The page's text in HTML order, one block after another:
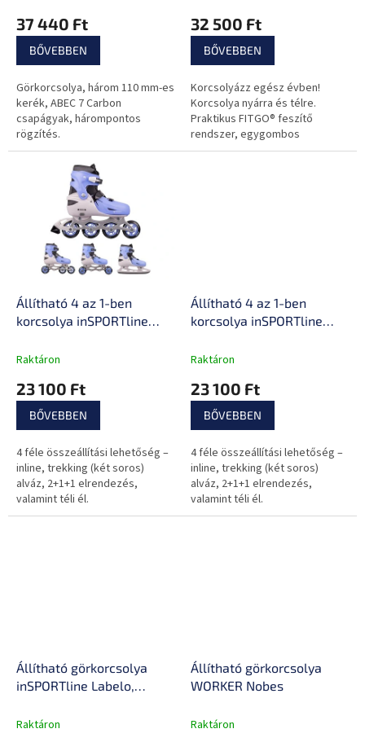
37 440 Ft
BŐVEBBEN
Görkorcsolya, három 110 mm-es
kerék, ABEC 7 Carbon
csapágyak, hárompontos
rögzítés.
32 500 Ft
BŐVEBBEN
Korcsolyázz egész évben!
Korcsolya nyárra és télre.
Praktikus FITGO® feszítő
rendszer, egygombos
méretbeállítás.
Állítható 4 az 1-ben
korcsolya inSPORTline
illeszkedés, MicroLock
AdjusTouch méretbeállító
gomb
Raktáron
23 100 Ft
BŐVEBBEN
4 féle összeállítási lehetőség –
inline, trekking (két soros)
alváz, 2+1+1 elrendezés,
valamint téli él.
Állítható 4 az 1-ben
korcsolya inSPORTline
illeszkedés, MicroLock
AdjusTouch méretbeállító
gomb
Raktáron
23 100 Ft
BŐVEBBEN
4 féle összeállítási lehetőség –
inline, trekking (két soros)
alváz, 2+1+1 elrendezés,
valamint téli él.
Állítható görkorcsolya
inSPORTline Labelo,
Ankle technológia,
Raktáron
Állítható görkorcsolya
WORKER Nobes
Raktáron